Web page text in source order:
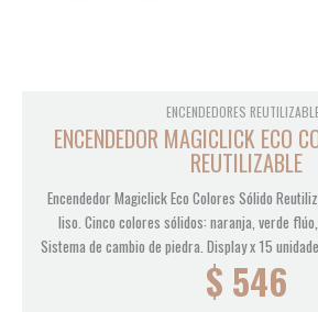
ENCENDEDORES
ENCENDEDOR MAGICLICK ECO
REUTILIZABLE
Encendedor Magiclick Eco Colores Sólido
liso. Cinco colores sólidos: naranja, verde
Sistema de cambio de piedra. Display x 15
$ 546